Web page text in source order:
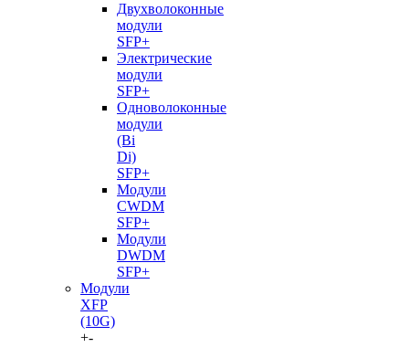
Двухволоконные
модули
SFP+
Электрические
модули
SFP+
Одноволоконные
модули
(Bi
Di)
SFP+
Модули
CWDM
SFP+
Модули
DWDM
SFP+
Модули
XFP
(10G)
+-